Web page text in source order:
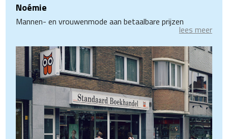
Noémie
Mannen- en vrouwenmode aan betaalbare prijzen
lees meer